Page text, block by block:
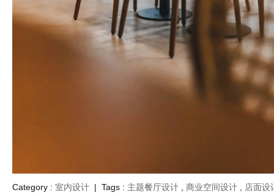
Category : 室内设计 | Tags : 主题餐厅设计 商业空间设计
店面设